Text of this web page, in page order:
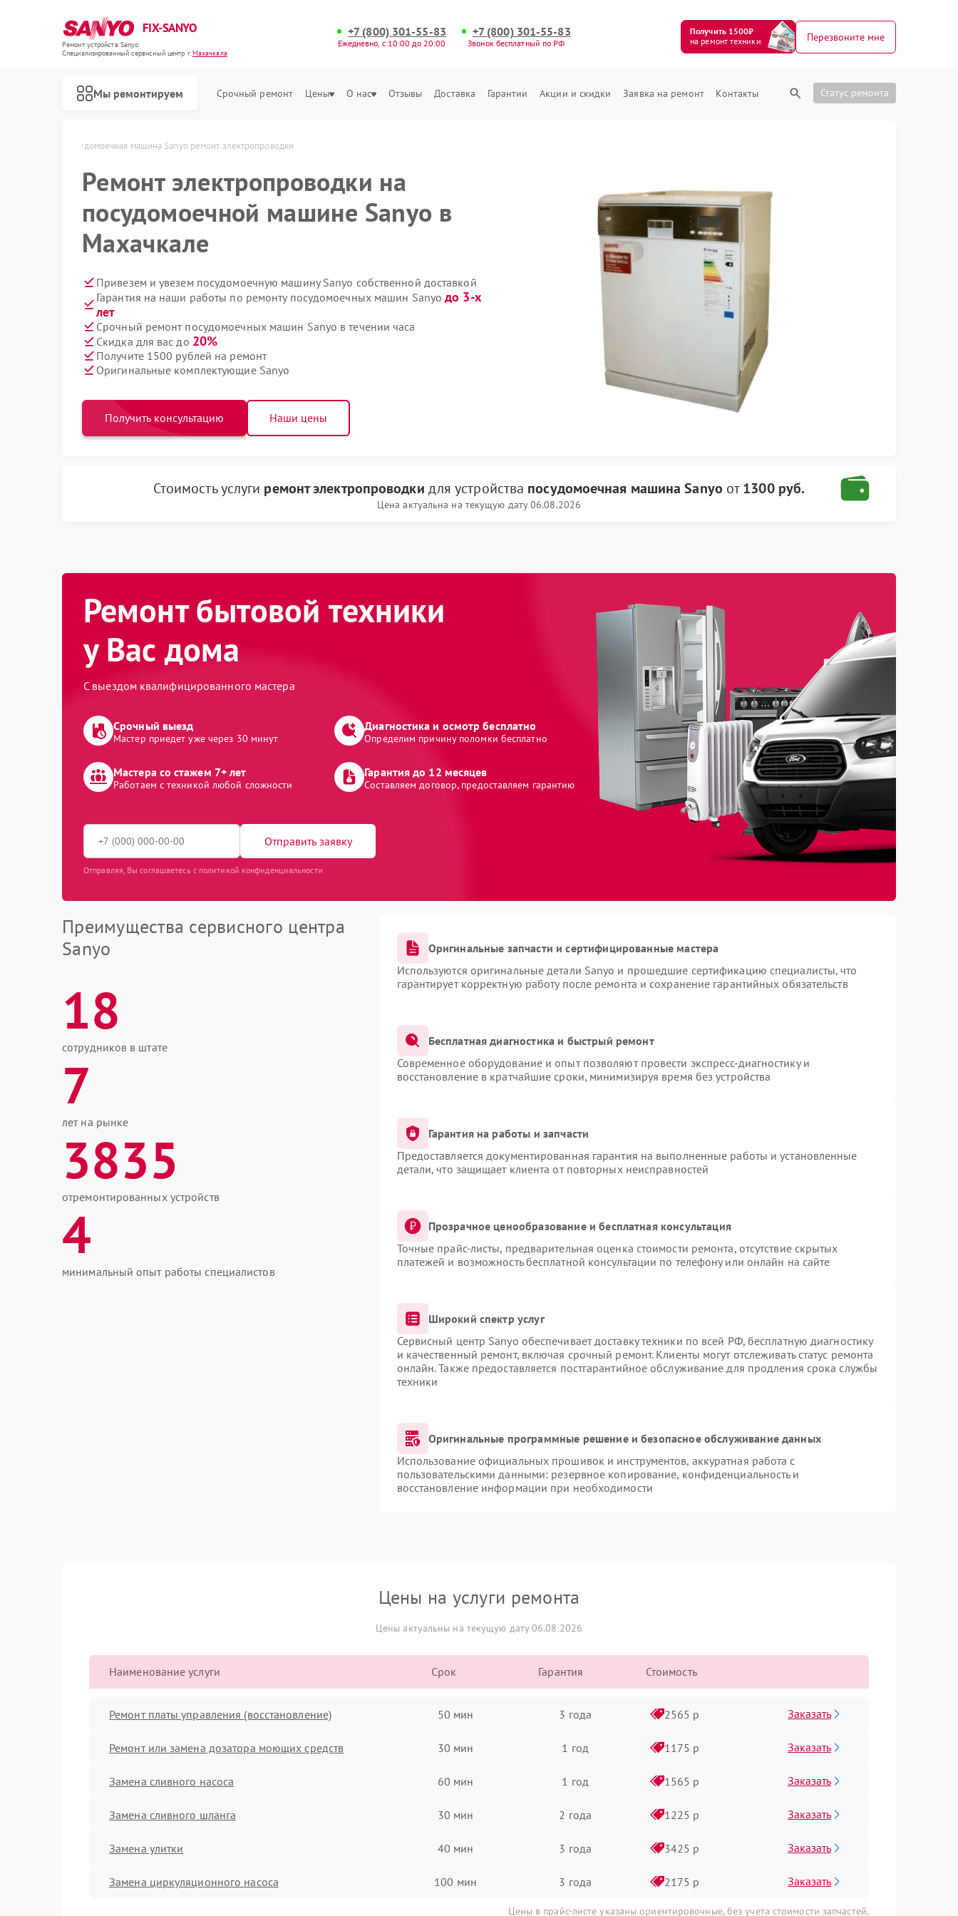
FIX-SANYO
Ремонт устройств Sanyo
Специализированный cервисный центр г.Махачкала
+7 (800) 301-55-83
Ежедневно, с 10:00 до 20:00
+7 (800) 301-55-83
Звонок бесплатный по РФ
Получить 1500₽
на ремонт техники
Перезвоните мне
Мы ремонтируем Срочный ремонт Цены О нас Отзывы Доставка Гарантии Акции и скидки Заявка на ремонт Контакты Статус ремонта
Посудомоечная машина Sanyo ремонт электропроводки
Ремонт электропроводки на
посудомоечной машине Sanyo в
Махачкале
Привезем и увезем посудомоечную машину Sanyo собственной доставкой
Гарантия на наши работы по ремонту посудомоечных машин Sanyoдо 3-х
лет
Срочный ремонт посудомоечных машин Sanyo в течении часа
Скидка для вас до 20%
Получите 1500 рублей на ремонт
Оригинальные комплектующие Sanyo
Получить консультацию Наши цены
Стоимость услуги ремонт электропроводки для устройства посудомоечная машина Sanyo от1300 руб.
Цена актуальна на текущую дату 06.08.2026
Ремонт бытовой техники
у Вас дома
С выездом квалифицированного мастера
Срочный выезд
Мастер приедет уже через 30 минут
Диагностика и осмотр бесплатно
Определим причину поломки бесплатно
Мастера со стажем 7+ лет
Работаем с техникой любой сложности
Гарантия до 12 месяцев
Составляем договор, предоставляем гарантию
Отправить заявку
Отправляя, Вы соглашаетесь с политикой конфиденциальности
Преимущества сервисного центра
Sanyo
18
сотрудников в штате
7
лет на рынке
3835
отремонтированных устройств
4
минимальный опыт работы специалистов
Оригинальные запчасти и сертифицированные мастера
Используются оригинальные детали Sanyo и прошедшие сертификацию специалисты, что
гарантирует корректную работу после ремонта и сохранение гарантийных обязательств
Бесплатная диагностика и быстрый ремонт
Современное оборудование и опыт позволяют провести экспресс-диагностику и
восстановление в кратчайшие сроки, минимизируя время без устройства
Гарантия на работы и запчасти
Предоставляется документированная гарантия на выполненные работы и установленные
детали, что защищает клиента от повторных неисправностей
Прозрачное ценообразование и бесплатная консультация
Точные прайс-листы, предварительная оценка стоимости ремонта, отсутствие скрытых
платежей и возможность бесплатной консультации по телефону или онлайн на сайте
Широкий спектр услуг
Сервисный центр Sanyo обеспечивает доставку техники по всей РФ, бесплатную диагностику
и качественный ремонт, включая срочный ремонт. Клиенты могут отслеживать статус ремонта
онлайн. Также предоставляется постгарантийное обслуживание для продления срока службы
техники
Оригинальные программные решение и безопасное обслуживание данных
Использование официальных прошивок и инструментов, аккуратная работа с
пользовательскими данными: резервное копирование, конфиденциальность и
восстановление информации при необходимости
Цены на услуги ремонта
Цены актуальны на текущую дату 06.08.2026
Наименование услуги Срок Гарантия Стоимость
Ремонт платы управления (восстановление) 50 мин 3 года 2565 р Заказать
Ремонт или замена дозатора моющих средств 30 мин 1 год 1175 р Заказать
Замена сливного насоса 60 мин 1 год 1565 р Заказать
Замена сливного шланга 30 мин 2 года 1225 р Заказать
Замена улитки 40 мин 3 года 3425 р Заказать
Замена циркуляционного насоса 100 мин 3 года 2175 р Заказать
Цены в прайс-листе указаны ориентировочные, без учета стоимости запчастей.